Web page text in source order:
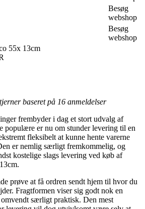
Besøg
webshop
Besøg
webshop
55x 13cm
baseret på 16 anmeldelser
frembyder i dag et stort udvalg af
populære er nu om stunder levering til en
fleksibelt at kunne hente varerne
er nemlig særligt fremkommelig, og
kostelige slags levering ved køb af
prøve at få ordren sendt hjem til hvor du
Fragtformen viser sig godt nok en
omvendt særligt praktisk. Den mest